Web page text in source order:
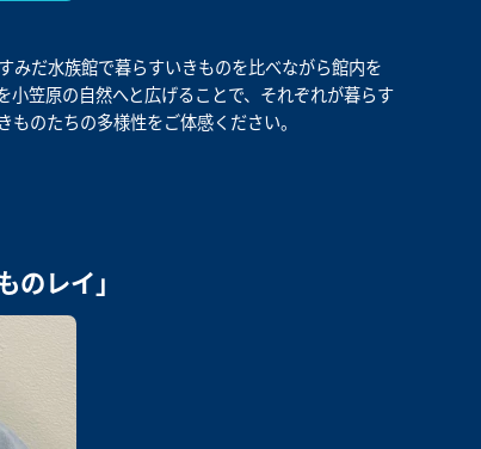
みだ水族館で暮らすいきものを比べながら館内を
笠原の自然へと広げることで、それぞれが暮らす
のたちの多様性をご体感ください。
レイ」